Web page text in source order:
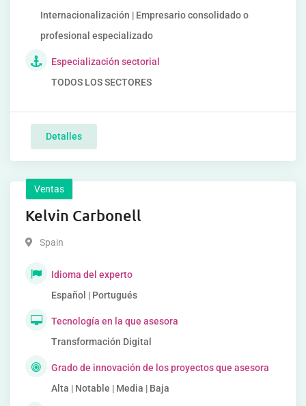
Internacionalización | Empresario consolidado o
profesional especializado
Especialización sectorial
TODOS LOS SECTORES
Detalles
Ventas
Kelvin Carbonell
Spain
Idioma del experto
Español | Portugués
Tecnología en la que asesora
Transformación Digital
Grado de innovación de los proyectos que asesora
Alta | Notable | Media | Baja